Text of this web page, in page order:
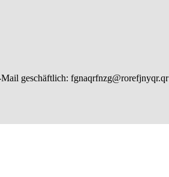
geschäftlich: fgnaqrfnzg@rorefjnyqr.qr